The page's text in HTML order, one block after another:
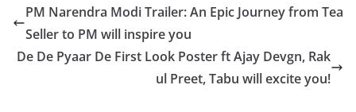
PM Narendra Modi Trailer: An Epic Journey from Tea
Seller to PM will inspire you
De De Pyaar De First Look Poster ft Ajay Devgn, Rak
ul Preet, Tabu will excite you!